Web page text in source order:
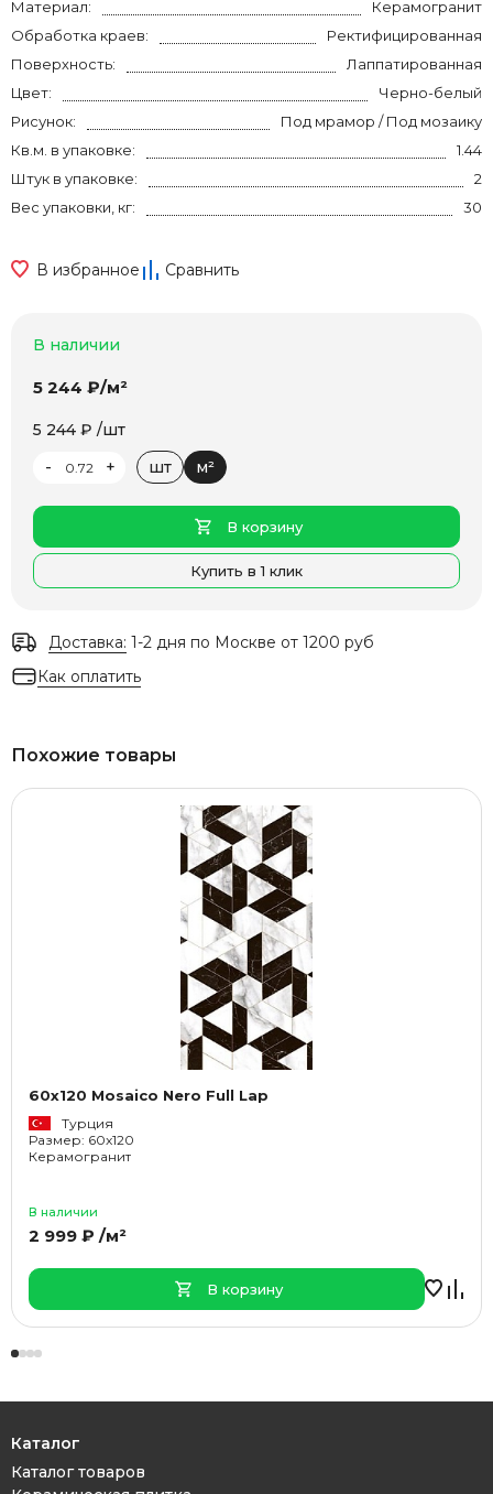
Материал:
Керамогранит
Обработка краев:
Ректифицированная
Поверхность:
Лаппатированная
Цвет:
Черно-белый
Рисунок:
Под мрамор / Под мозаику
Кв.м. в упаковке:
1.44
Штук в упаковке:
2
Вес упаковки, кг:
30
В избранное Сравнить
В наличии
5 244 ₽/м²
5 244 ₽ /шт
-
+ шт м²
В корзину
Купить в 1 клик
Доставка: 1-2 дня по Москве от 1200 руб
Как оплатить
Похожие товары
60x120 Mosaico Nero Full Lap
Турция
Размер: 60x120
Керамогранит
В наличии
2 999 ₽ /м²
В корзину
Каталог
Каталог товаров